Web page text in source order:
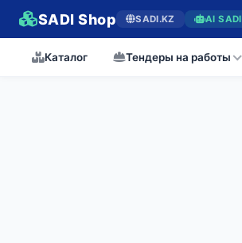
SADI Shop SADI.KZ AI SADI
Каталог Тендеры на работы